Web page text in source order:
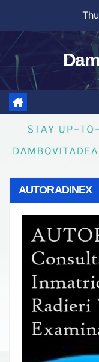
content
AUTORADINEX